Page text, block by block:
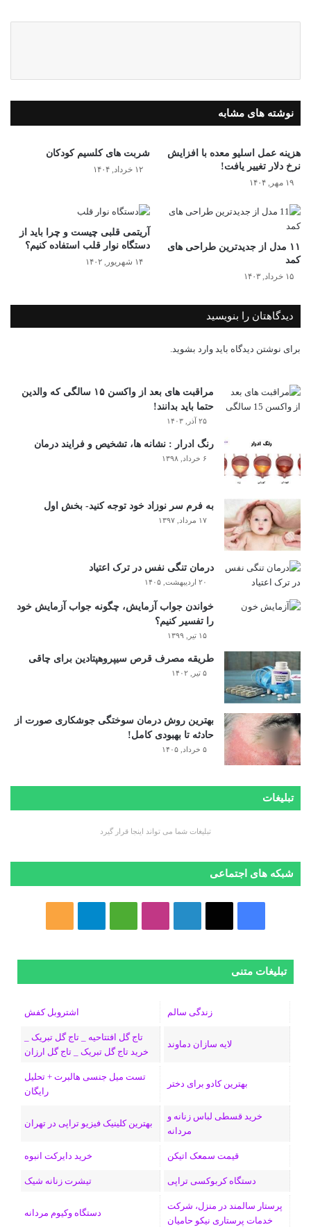
نوشته های مشابه
هزینه عمل اسلیو معده با افزایش
نرخ دلار تغییر یافت!
۱۹ مهر, ۱۴۰۴
شربت های کلسیم کودکان
۱۲ خرداد, ۱۴۰۴
۱۱ مدل از جدیدترین طراحی های
کمد
۱۵ خرداد, ۱۴۰۳
آریتمی قلبی چیست و چرا باید از
دستگاه نوار قلب استفاده کنیم؟
۱۴ شهریور, ۱۴۰۲
دیدگاهتان را بنویسید
برای نوشتن دیدگاه باید وارد بشوید.
مراقبت های بعد از واکسن ۱۵ سالگی که والدین
حتما باید بدانند!
۲۵ آذر, ۱۴۰۳
رنگ ادرار : نشانه ها، تشخیص و فرایند درمان
۶ خرداد, ۱۳۹۸
به فرم سر نوزاد خود توجه کنید- بخش اول
۱۷ مرداد, ۱۳۹۷
درمان تنگی نفس در ترک اعتیاد
۲۰ اردیبهشت, ۱۴۰۵
خواندن جواب آزمایش، چگونه جواب آزمایش خود
را تفسیر کنیم؟
۱۵ تیر, ۱۳۹۹
طریقه مصرف قرص سیپروهپتادین برای چاقی
۵ تیر, ۱۴۰۲
بهترین روش درمان سوختگی جوشکاری صورت از
حادثه تا بهبودی کامل!
۵ خرداد, ۱۴۰۵
تبلیغات
تبلیغات شما می تواند اینجا قرار گیرد
شبکه های اجتماعی
س
ی
ن
m
م
تبلیغات متنی
زندگی سالم اشتروبل کفش
لایه سازان دماوند
تاج گل افتتاحیه _ تاج گل تبریک _
خرید تاج گل تبریک _ تاج گل ارزان
بهترین کادو برای دختر
تست میل جنسی هالبرت + تحلیل
رایگان
خرید قسطی لباس زنانه و
مردانه
بهترین کلینیک فیزیو تراپی در تهران
قیمت سمعک اتیکن خرید دایرکت انبوه
دستگاه کربوکسی تراپی تیشرت زنانه شیک
پرستار سالمند در منزل، شرکت
خدمات پرستاری نیکو حامیان
دستگاه وکیوم مردانه